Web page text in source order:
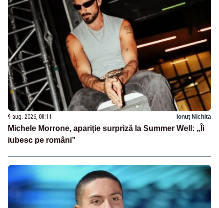
9 aug. 2026, 08:11 Ionuț Nichita
Michele Morrone, apariție surpriză la Summer Well: „Îi
iubesc pe români”